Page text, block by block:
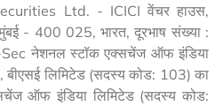
Ltd. - ICICI वेंचर हाउस,
मुंबई - 400 025, भारत, दूरभाष संख्या :
नेशनल स्टॉक एक्सचेंज ऑफ इंडिया
लिमिटेड (सदस्य कोड: 103) का
ऑफ इंडिया लिमिटेड (सदस्य कोड: